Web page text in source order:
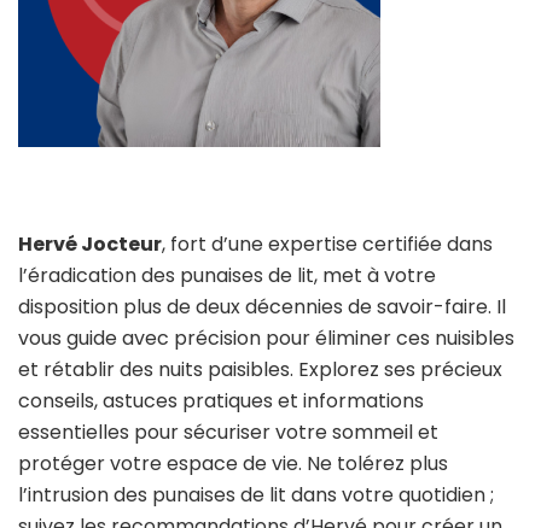
Hervé Jocteur, fort d’une expertise certifiée dans
l’éradication des punaises de lit, met à votre
disposition plus de deux décennies de savoir-faire. Il
vous guide avec précision pour éliminer ces nuisibles
et rétablir des nuits paisibles. Explorez ses précieux
conseils, astuces pratiques et informations
essentielles pour sécuriser votre sommeil et
protéger votre espace de vie. Ne tolérez plus
l’intrusion des punaises de lit dans votre quotidien ;